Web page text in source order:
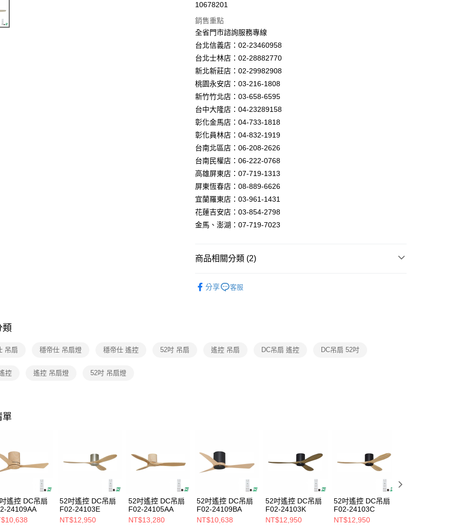
Apple Pay
街口支付
悠遊付
Google Pay
全盈+PAY
AFTEE先享後付
相關說明
【關於「AFTEE先享後付」】
AFTEE先享後付是「在收到商品之後才付款」的支付方式。 讓您購物簡單
便利好安心！
１．簡單：不需註冊會員、不需綁卡、不需儲值。
２．便利：只要手機號碼，簡訊認證，即可結帳。
【「AFTEE先享後付」結帳流程】
１．於結帳方式選擇「AFTEE先享後付」後，將跳轉至「AFTEE先享後
付」結帳頁面，進行簡訊認證並確認金額後，即可完成結帳。
／ATM／網路銀行／等多元方式進行付款，方視為交易完成。
先享後付繳納相關費用。
交易，需依本服務之必要範圍內提供個人資料，並將交易相關給付款項請
形，恩沛科技股份有限公司將有權停止該用戶之使用額度並採取法律行
動。
ATM付款
運送方式
每筆NT$180，滿NT$5,000(含以上)免運費
10678201
銷售重點
全省門市諮詢服務專線
台北信義店：02-23460958
台北士林店：02-28882770
新北新莊店：02-29982908
桃園永安店：03-216-1808
新竹竹北店：03-658-6595
台中大隆店：04-23289158
彰化金馬店：04-733-1818
彰化員林店：04-832-1919
台南北區店：06-208-2626
台南民權店：06-222-0768
高雄屏東店：07-719-1313
屏東恆春店：08-889-6626
宜蘭羅東店：03-961-1431
花蓮吉安店：03-854-2798
金馬、澎湖：07-719-7023
商品相關分類 (2)
分享 客服
類
吊扇 穩帝仕 吊扇燈 穩帝仕 遙控 52吋 吊扇 遙控 吊扇 DC吊扇 遙控 DC吊扇 52吋
控 遙控 吊扇燈 52吋 吊扇燈
單
遙控 DC吊扇
24109AA
52吋遙控 DC吊扇
F02-24103E
NT$12,950
52吋遙控 DC吊扇
F02-24105AA
NT$13,280
52吋遙控 DC吊扇
F02-24109BA
NT$10,638
52吋遙控 DC吊扇
F02-24103K
NT$12,950
52吋遙控 DC吊扇
F02-24103C
NT$12,950